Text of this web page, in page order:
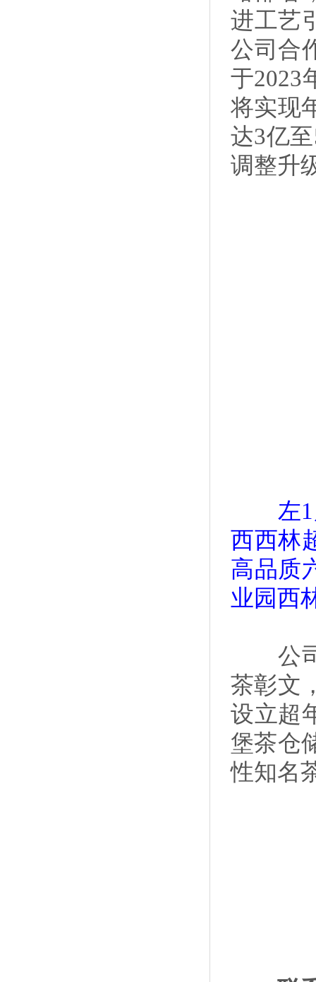
进工艺
公司合
于2023
将实现
达3亿
调整升
左1广
西西林
高品质
业园西
公司
茶彰文
设立超
堡茶仓
性知名